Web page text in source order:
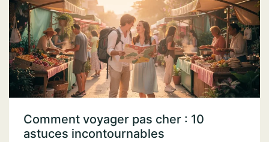
Comment voyager pas cher : 10
astuces incontournables